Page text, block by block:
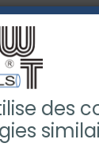
CHANFREINAGE DE
des